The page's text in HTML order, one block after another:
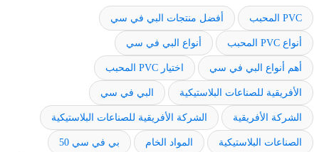
PVC المحبب أفضل منتجات البي في سي
أنواع PVC المحبب أنواع البي في سي
أهم أنواع البي في سي اختيار PVC المحبب
الأفريقية للصناعات البلاستيكية البي في سي
الشركة الأفريقية الشركة الأفريقية للصناعات البلاستيكية
الصناعات البلاستيكية المواد الخام بي في سي 50